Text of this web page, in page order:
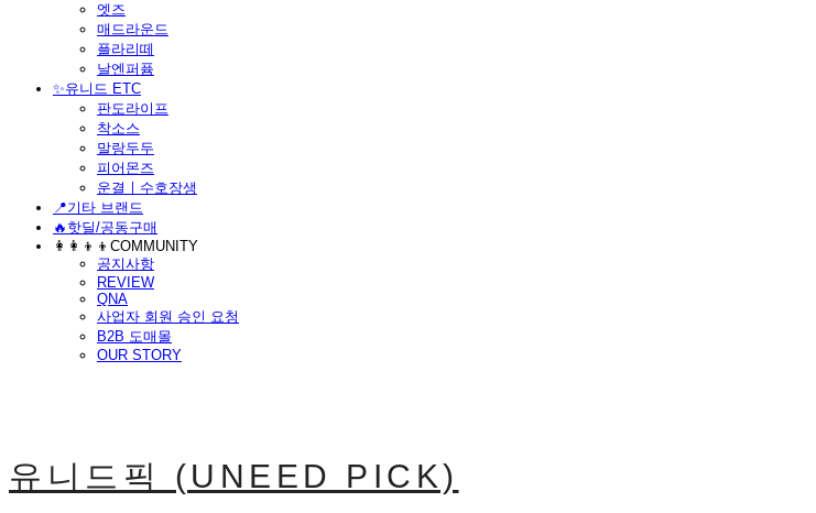
엣즈
매드라운드
플라리떼
날엔퍼퓸
​✨유니드 ETC
판도라이프
착소스
말랑두두
피어몬즈
운결ㅣ수호장생
📍기타 브랜드
🔥핫딜/공동구매
👩‍👩‍👦‍👦COMMUNITY
공지사항
REVIEW
QNA
사업자 회원 승인 요청
B2B 도매몰
OUR STORY
유니드픽 (UNEED PICK)